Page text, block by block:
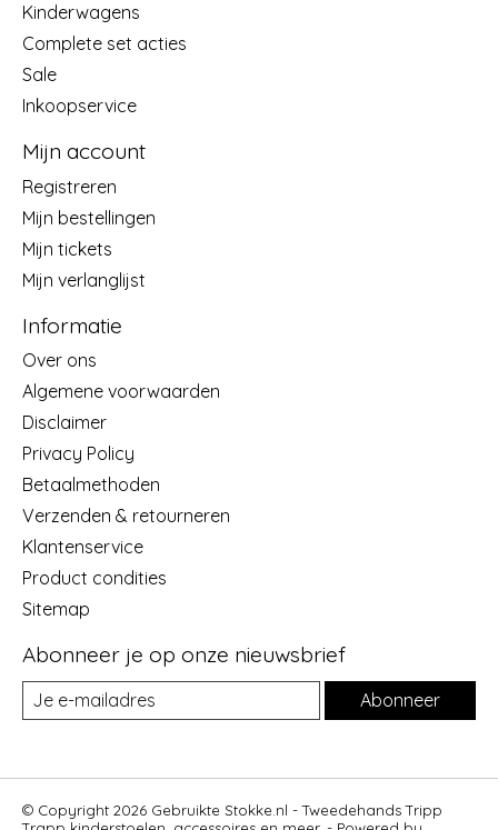
Kinderwagens
Complete set acties
Sale
Inkoopservice
Mijn account
Registreren
Mijn bestellingen
Mijn tickets
Mijn verlanglijst
Informatie
Over ons
Algemene voorwaarden
Disclaimer
Privacy Policy
Betaalmethoden
Verzenden & retourneren
Klantenservice
Product condities
Sitemap
Abonneer je op onze nieuwsbrief
Abonneer
© Copyright 2026 Gebruikte Stokke.nl - Tweedehands Tripp